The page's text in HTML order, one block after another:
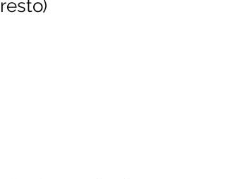
resto)